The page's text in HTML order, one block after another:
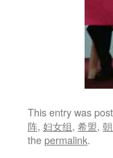
This entry was
阵, 妇女组, 希盟,
thepermalink.